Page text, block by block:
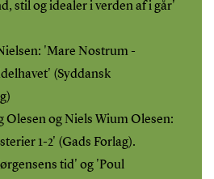
stil og idealer i verden af i går'
'Mare Nostrum -
(Syddansk
Olesen og Niels Wium Olesen:
1-2' (Gads Forlag).
tid' og 'Poul